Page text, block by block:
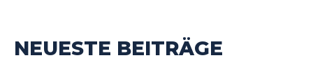
NEUESTE BEITRÄGE